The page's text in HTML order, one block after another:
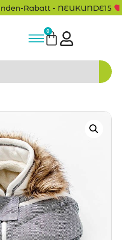
- NEUKUNDE15
0